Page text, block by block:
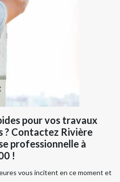
pour vos travaux
? Contactez Rivière
professionnelle à
!
vous incitent en ce moment et